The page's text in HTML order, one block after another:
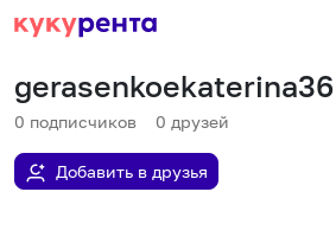
gerasenkoekaterina36
0 подписчиков 0 друзей
Добавить в друзья